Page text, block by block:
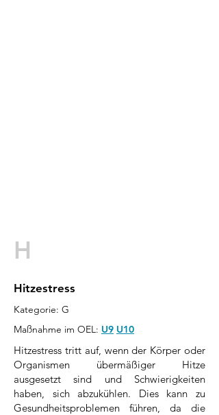
H
Hitzestress
Kategorie: G
Maßnahme im OEL: U9 U10
Hitzestress tritt auf, wenn der Körper oder
Organismen übermäßiger Hitze
ausgesetzt sind und Schwierigkeiten
haben, sich abzukühlen. Dies kann zu
Gesundheitsproblemen führen, da die